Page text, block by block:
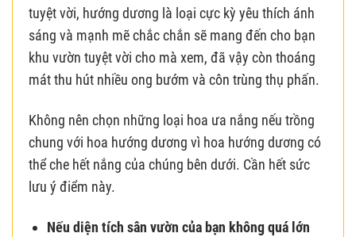
tuyệt vời, hướng dương là loại cực kỳ yêu thích ánh
sáng và mạnh mẽ chắc chắn sẽ mang đến cho bạn
khu vườn tuyệt vời cho mà xem, đã vậy còn thoáng
mát thu hút nhiều ong bướm và côn trùng thụ phấn.
Không nên chọn những loại hoa ưa nắng nếu trồng
chung với hoa hướng dương vì hoa hướng dương có
thể che hết nắng của chúng bên dưới. Cần hết sức
lưu ý điểm này.
Nếu diện tích sân vườn của bạn không quá lớn